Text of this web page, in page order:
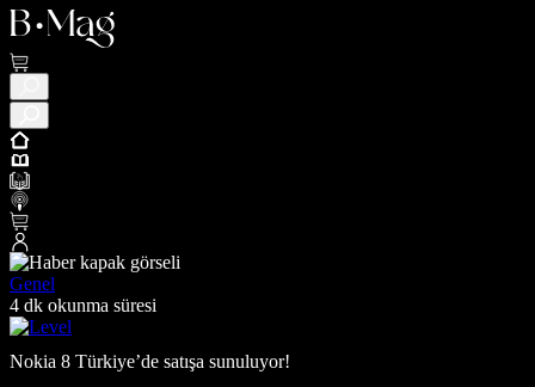
Genel
4 dk okunma süresi
Nokia 8 Türkiye’de satışa sunuluyor!